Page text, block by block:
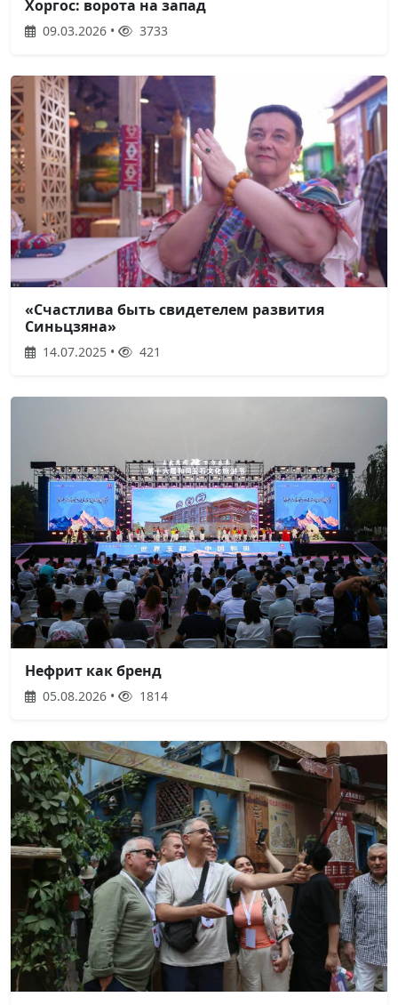
Хоргос: ворота на запад
09.03.2026 • 3733
«Счастлива быть свидетелем развития
Синьцзяна»
14.07.2025 • 421
Нефрит как бренд
05.08.2026 • 1814